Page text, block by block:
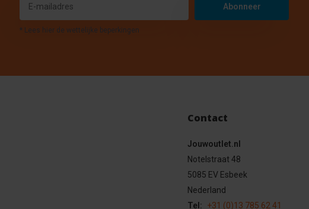
Abonneer
* Lees hier de wettelijke beperkingen
Contact
Jouwoutlet.nl
Notelstraat 48
5085 EV Esbeek
Nederland
Tel:
+31 (0)13 785 62 41